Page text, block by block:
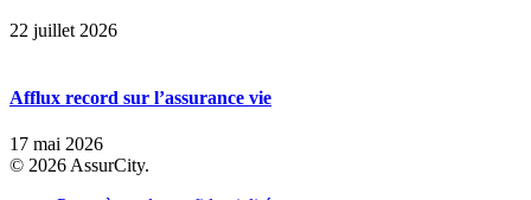
22 juillet 2026
Afflux record sur l’assurance vie
17 mai 2026
© 2026 AssurCity.